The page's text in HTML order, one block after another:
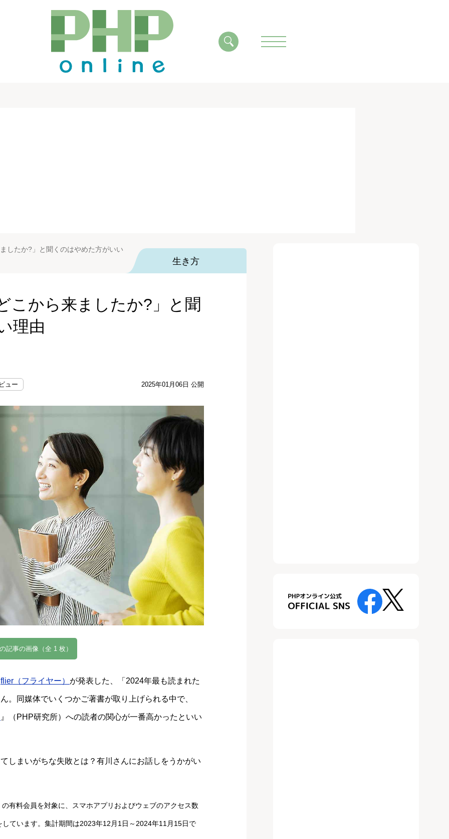
したか?」と聞くのはやめた方がいい
生き方
こから来ましたか?」と聞
理由
ュー 2025年01月06日 公開
記事の画像（全 1 枚）
flier（フライヤー） が発表した、「2024年最も読まれた
。同媒体でいくつかご著書が取り上げられる中で、
』（PHP研究所）への読者の関心が一番高かったといい
しまいがちな失敗とは？有川さんにお話しをうかがい
有料会員を対象に、スマホアプリおよびウェブのアクセス数
ています。集計期間は2023年12月1日～2024年11月15日で